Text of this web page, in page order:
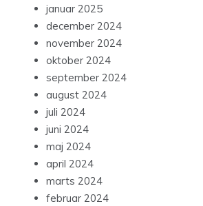
januar 2025
december 2024
november 2024
oktober 2024
september 2024
august 2024
juli 2024
juni 2024
maj 2024
april 2024
marts 2024
februar 2024